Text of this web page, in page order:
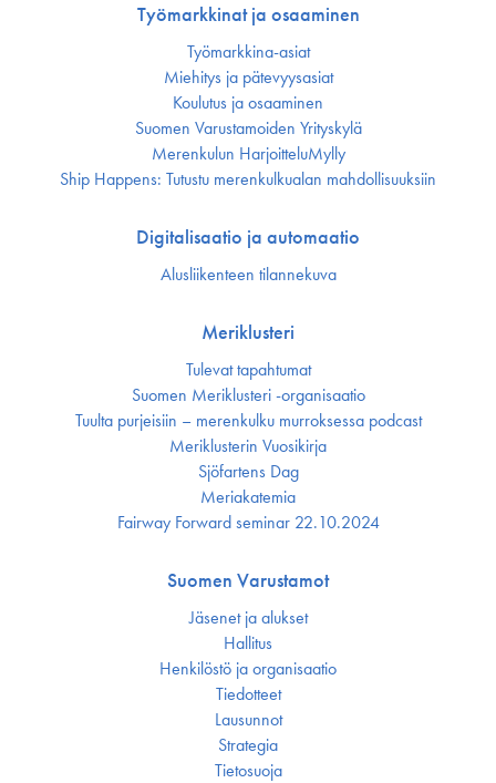
Työmarkkinat ja osaaminen
Työmarkkina-asiat
Miehitys ja pätevyys­asiat
Koulutus ja osaaminen
Suomen Varustamoiden Yrityskylä
Merenkulun HarjoitteluMylly
Ship Happens: Tutustu merenkulkualan mahdollisuuksiin
Digitalisaatio ja automaatio
Alusliikenteen tilannekuva
Meriklusteri
Tulevat tapahtumat
Suomen Meriklusteri -organisaatio
Tuulta purjeisiin – merenkulku murroksessa podcast
Meriklusterin Vuosikirja
Sjöfartens Dag
Meriakatemia
Fairway Forward seminar 22.10.2024
Suomen Varustamot
Jäsenet ja alukset
Hallitus
Henkilöstö ja organisaatio
Tiedotteet
Lausunnot
Strategia
Tietosuoja